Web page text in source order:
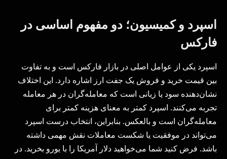
اسپرد و کمیسیون؛ دو مفهوم اساسی در
فارکس
اسپرد یکی از عوامل اصلی در بازار فارکس است و به تفاوت
بین قیمت خرید و فروش یک جفت ارز اشاره دارد. این اختلاف
نشان‌دهنده سود یا زیانی است که معامله‌گران در هر معامله
تجربه می‌کنند. اسپرد کمتر به معنای هزینه کمتر برای
معامله‌گران است و بالعکس. بنابراین، انتخاب درست اسپرد
می‌تواند در موفقیت یا شکست معاملات نقش مهمی داشته
باشد. فرض کنید شما می‌خواهید دلار آمریکا را با یورو بخرید. در